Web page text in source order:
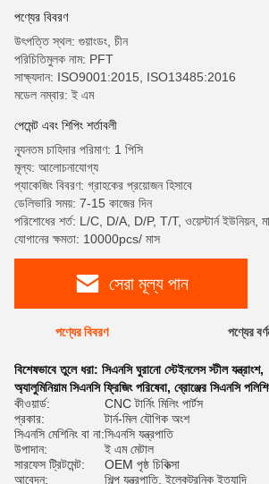
পণ্যের বিবরণ
উৎপত্তি স্থল: গুয়াংডং, চীন
পরিচিতিমুলক নাম: PFT
সাক্ষ্যদান: ISO9001:2015, ISO13485:2016
মডেল নম্বার: ই এম
পেমেন্ট এবং শিপিং শর্তাবলী
ন্যূনতম চাহিদার পরিমাণ: 1 পিসি
মূল্য: আলোচনাযোগ্য
প্যাকেজিং বিবরণ: গ্রাহকের প্রয়োজন হিসাবে
ডেলিভারি সময়: 7-15 কাজের দিন
পরিশোধের শর্ত: L/C, D/A, D/P, T/T, ওয়েস্টার্ন ইউনিয়ন,
যোগানের ক্ষমতা: 10000pcs/ মাস
সেরা মূল্য পান
পণ্যের বিবরণ পণ্যের
বিশেষভাবে তুলে ধরা: সিএনসি ঘুরানো স্টেইনলেস স্টীল যন্ত্রাংশ,
অ্যালুমিনিয়াম সিএনসি ফ্রিজিং পরিষেবা, ব্রোঞ্জের সিএনসি
কীওয়ার্ড:
CNC টার্নিং মিলিং পার্টস
প্রকার:
টার্ন-মিল যৌগিক অংশ
সিএনসি মেশিনিং বা না:সিএনসি যন্ত্রপাতি
উপাদান:
ই এম মেটাল
সারফেস ট্রিটমেন্ট:
OEM পৃষ্ঠ চিকিত্সা
আবেদন:
শিল্প যন্ত্রপাতি, ইলেকট্রনিক ইত্যাদি